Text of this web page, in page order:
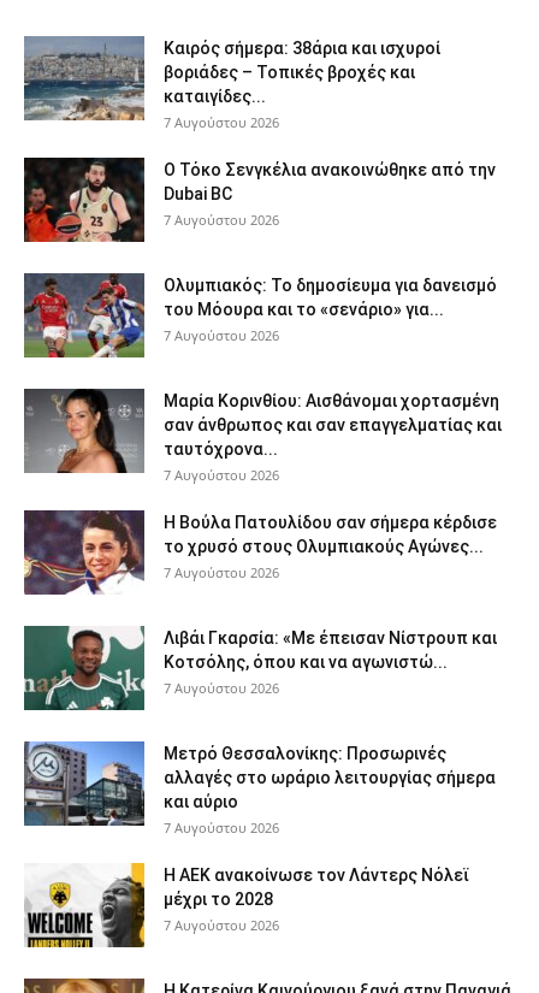
Καιρός σήμερα: 38άρια και ισχυροί
βοριάδες – Τοπικές βροχές και
καταιγίδες...
7 Αυγούστου 2026
Ο Τόκο Σενγκέλια ανακοινώθηκε από την
Dubai BC
7 Αυγούστου 2026
Ολυμπιακός: Το δημοσίευμα για δανεισμό
του Μόουρα και το «σενάριο» για...
7 Αυγούστου 2026
Μαρία Κορινθίου: Αισθάνομαι χορτασμένη
σαν άνθρωπος και σαν επαγγελματίας και
ταυτόχρονα...
7 Αυγούστου 2026
Η Βούλα Πατουλίδου σαν σήμερα κέρδισε
το χρυσό στους Ολυμπιακούς Αγώνες...
7 Αυγούστου 2026
Λιβάι Γκαρσία: «Με έπεισαν Νίστρουπ και
Κοτσόλης, όπου και να αγωνιστώ...
7 Αυγούστου 2026
Μετρό Θεσσαλονίκης: Προσωρινές
αλλαγές στο ωράριο λειτουργίας σήμερα
και αύριο
7 Αυγούστου 2026
Η ΑΕΚ ανακοίνωσε τον Λάντερς Νόλεϊ
μέχρι το 2028
7 Αυγούστου 2026